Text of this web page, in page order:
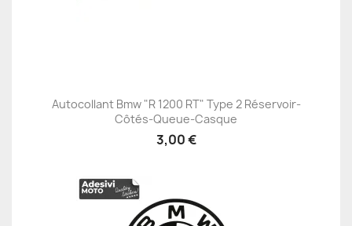
Autocollant Bmw "R 1200 RT" Type 2 Réservoir-
Côtés-Queue-Casque
3,00 €